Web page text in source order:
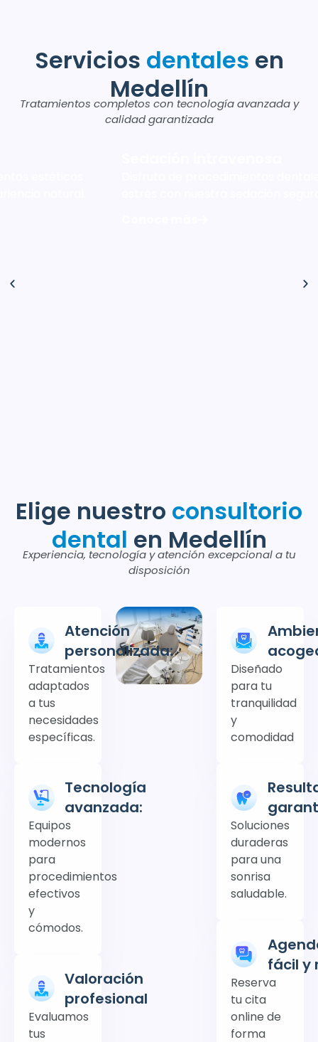
Servicios dentales en
Medellín
Tratamientos completos con tecnología avanzada y
calidad garantizada
Elige nuestro consultorio
dental en Medellín
Experiencia, tecnología y atención excepcional a tu
disposición
Atención
personalizada:
Tratamientos
adaptados
a tus
necesidades
específicas.
Tecnología
avanzada:
Equipos
modernos
para
procedimientos
efectivos
y
cómodos.
Valoración
profesional
Evaluamos
tus
Diseñado
para tu
tranquilidad
y
comodidad
Soluciones
duraderas
para una
sonrisa
saludable.
fácil y
Reserva
tu cita
online de
forma